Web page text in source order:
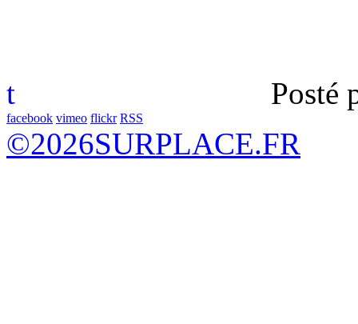
t Posté
facebook vimeo flickr RSS
©2026SURPLACE.FR